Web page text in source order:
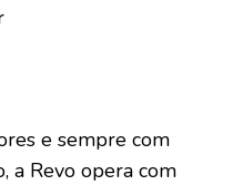
e sempre com
a Revo opera com